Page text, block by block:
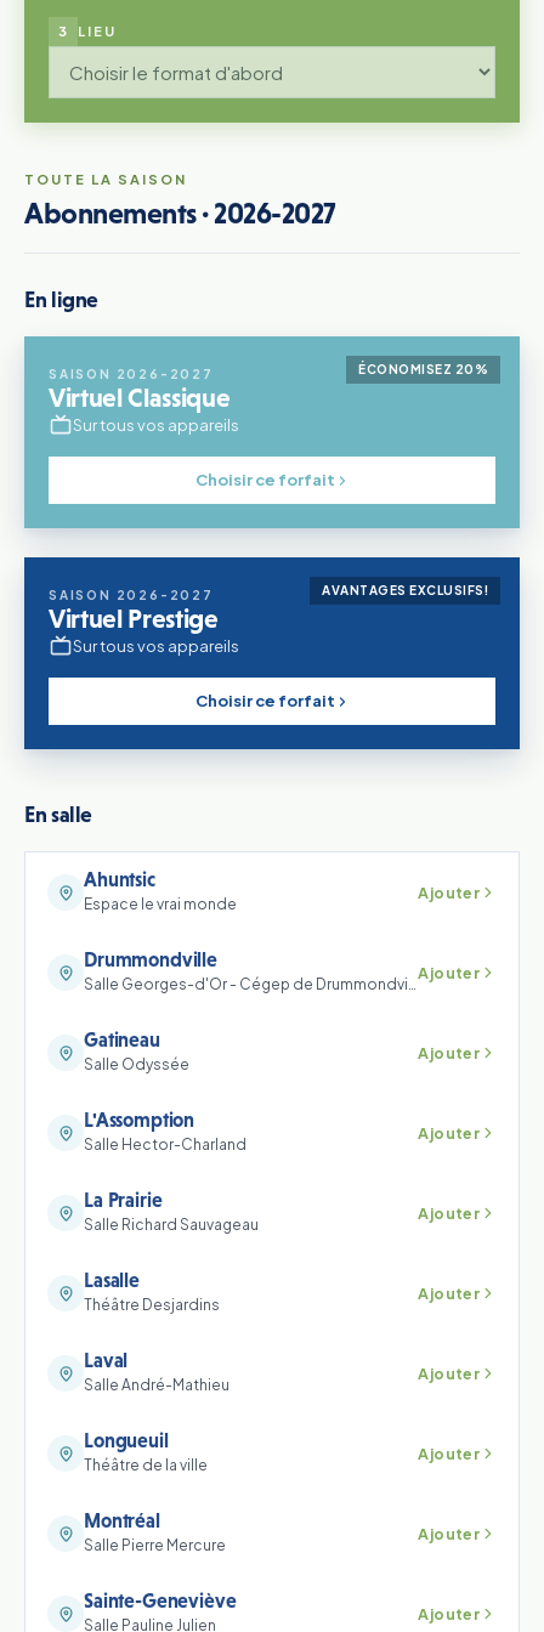
3 LIEU
TOUTE LA SAISON
Abonnements ·2026-2027
En ligne
ÉCONOMISEZ 20%
SAISON 2026-2027
Virtuel Classique
Sur tous vos appareils
Choisir ce forfait
AVANTAGES EXCLUSIFS!
SAISON 2026-2027
Virtuel Prestige
Sur tous vos appareils
Choisir ce forfait
En salle
Ahuntsic
Espace le vrai monde
Ajouter
Drummondville
Salle Georges-d'Or - Cégep de Drummondville
Ajouter
Gatineau
Salle Odyssée
Ajouter
L'Assomption
Salle Hector-Charland
Ajouter
La Prairie
Salle Richard Sauvageau
Ajouter
Lasalle
Théâtre Desjardins
Ajouter
Laval
Salle André-Mathieu
Ajouter
Longueuil
Théâtre de la ville
Ajouter
Montréal
Salle Pierre Mercure
Ajouter
Sainte-Geneviève
Salle Pauline Julien
Ajouter